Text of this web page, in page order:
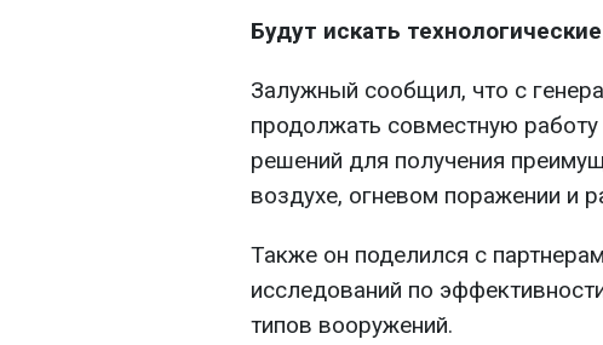
Будут искать
Залужный сообщил, что с
продолжать совместную
решений для получения
воздухе, огневом поражении и
Также он поделился с
исследований по
типов вооружений.